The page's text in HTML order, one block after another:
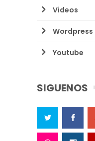
Videos
Wordpress
Youtube
SIGUENOS